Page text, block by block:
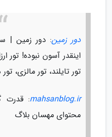
دور زمین: دور زمین |
اینقدر آسون نبوده! تور
تور تایلند، تور مالزی،
mahsanblog.ir: قدرت
محتوای مهسان بلاگ